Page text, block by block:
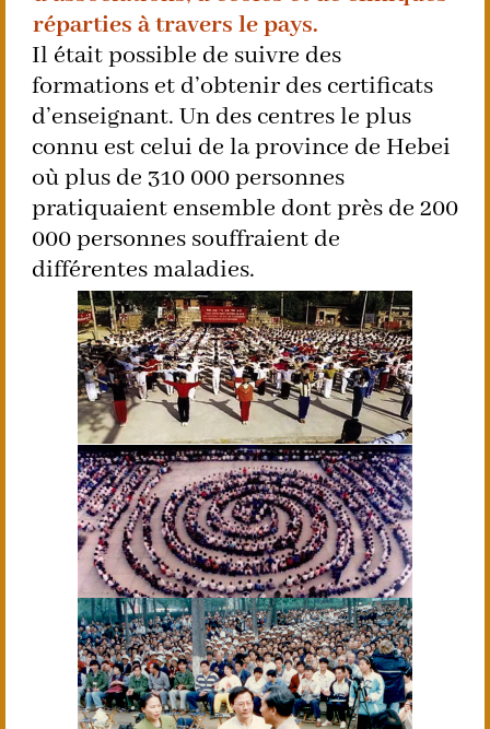
réparties à travers le pays.
Il était possible de suivre des
formations et d’obtenir des certificats
d’enseignant. Un des centres le plus
connu est celui de la province de Hebei
où plus de 310 000 personnes
pratiquaient ensemble dont près de 200
000 personnes souffraient de
différentes maladies.